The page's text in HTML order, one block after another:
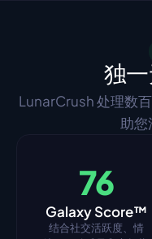
独
LunarCrush 处理数
助您
76
Galaxy Score™
结合社交活跃度、情